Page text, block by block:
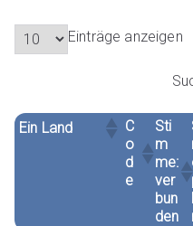
Einträge anzeigen
Ein Land
C
o
d
e
Sti
m
me:
ver
bun
den